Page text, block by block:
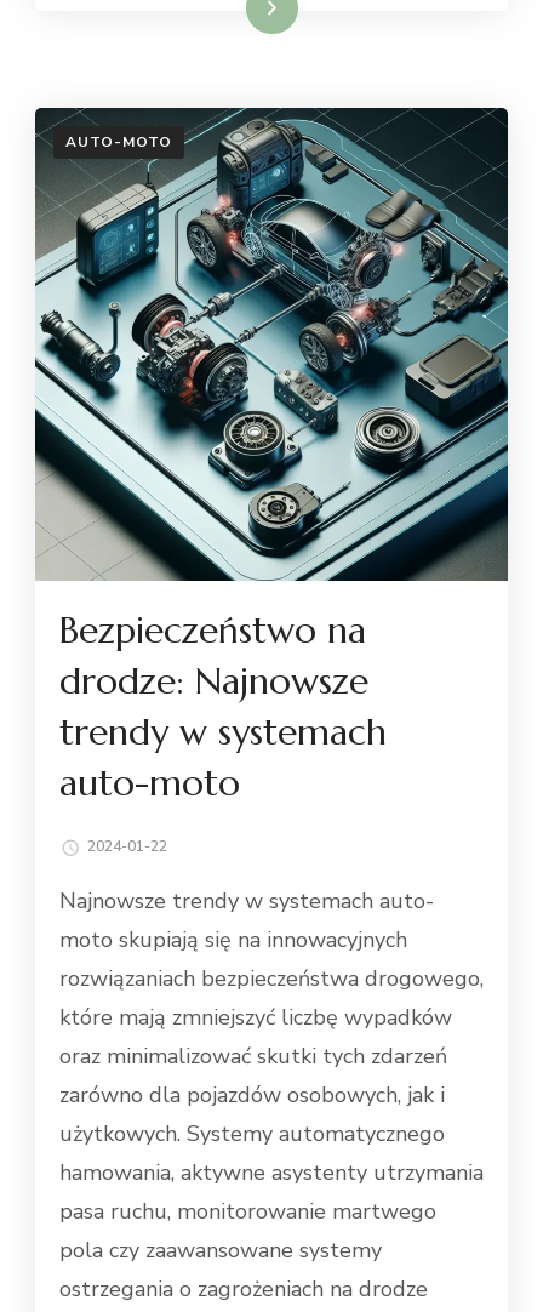
Dowiedz się więcej
AUTO-MOTO
Bezpieczeństwo na
drodze: Najnowsze
trendy w systemach
auto-moto
2024-01-22
Najnowsze trendy w systemach auto-
moto skupiają się na innowacyjnych
rozwiązaniach bezpieczeństwa drogowego,
które mają zmniejszyć liczbę wypadków
oraz minimalizować skutki tych zdarzeń
zarówno dla pojazdów osobowych, jak i
użytkowych. Systemy automatycznego
hamowania, aktywne asystenty utrzymania
pasa ruchu, monitorowanie martwego
pola czy zaawansowane systemy
ostrzegania o zagrożeniach na drodze